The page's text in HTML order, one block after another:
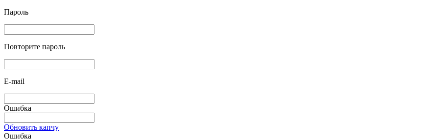
Пароль
Повторите пароль
E-mail
Ошибка
Обновить капчу
Ошибка